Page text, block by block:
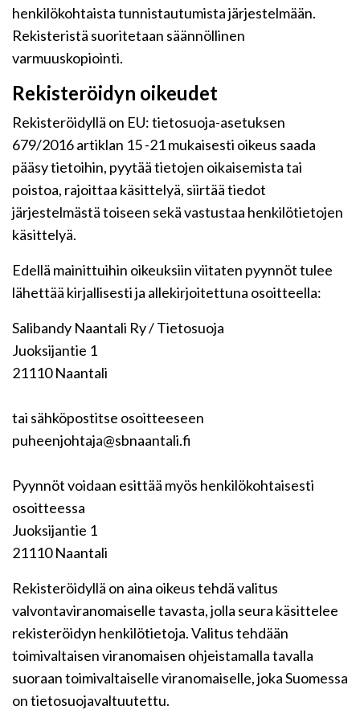
henkilökohtaista tunnistautumista järjestelmään.
Rekisteristä suoritetaan säännöllinen
varmuuskopiointi.
Rekisteröidyn oikeudet
Rekisteröidyllä on EU: tietosuoja-asetuksen
679/2016 artiklan 15 -21 mukaisesti oikeus saada
pääsy tietoihin, pyytää tietojen oikaisemista tai
poistoa, rajoittaa käsittelyä, siirtää tiedot
järjestelmästä toiseen sekä vastustaa henkilötietojen
käsittelyä.
Edellä mainittuihin oikeuksiin viitaten pyynnöt tulee
lähettää kirjallisesti ja allekirjoitettuna osoitteella:
Salibandy Naantali Ry / Tietosuoja
Juoksijantie 1
21110 Naantali
tai sähköpostitse osoitteeseen
puheenjohtaja@sbnaantali.fi
Pyynnöt voidaan esittää myös henkilökohtaisesti
osoitteessa
Juoksijantie 1
21110 Naantali
Rekisteröidyllä on aina oikeus tehdä valitus
valvontaviranomaiselle tavasta, jolla seura käsittelee
rekisteröidyn henkilötietoja. Valitus tehdään
toimivaltaisen viranomaisen ohjeistamalla tavalla
suoraan toimivaltaiselle viranomaiselle, joka Suomessa
on tietosuojavaltuutettu.